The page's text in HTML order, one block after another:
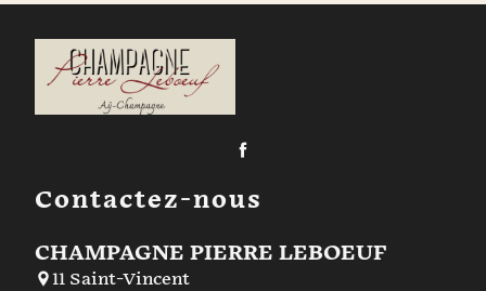
Contactez-nous
CHAMPAGNE PIERRE LEBOEUF
11 Saint-Vincent